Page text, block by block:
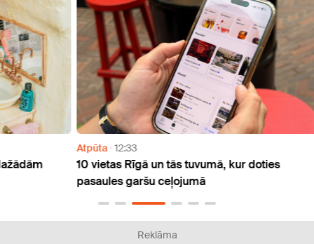
12:33
10 vietas Rīgā un tās tuvumā, kur doties
pasaules garšu ceļojumā
Reklāma